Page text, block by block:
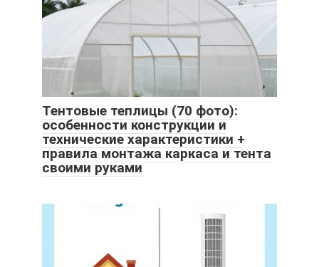
Тентовые теплицы (70 фото):
особенности конструкции и
технические характеристики +
правила монтажа каркаса и тента
своими руками